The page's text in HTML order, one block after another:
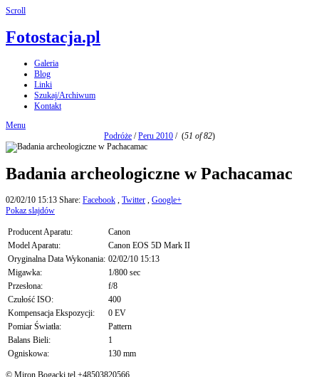
Scroll
Fotostacja.pl
Galeria
Blog
Linki
Szukaj/Archiwum
Kontakt
Menu
Podróże /Peru 2010 / (51 of 82)
Badania archeologiczne w Pachacamac
02/02/10 15:13 Share: Facebook , Twitter , Google+
Pokaz slajdów
Producent Aparatu:
Canon
Model Aparatu:
Canon EOS 5D Mark II
Oryginalna Data Wykonania: 02/02/10 15:13
Migawka:
1/800 sec
Przesłona:
f/8
Czułość ISO:
400
Kompensacja Ekspozycji:
0 EV
Pomiar Światła:
Pattern
Balans Bieli:
1
Ogniskowa:
130 mm